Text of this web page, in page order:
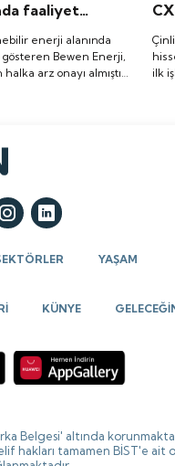
faaliyet
Bewen Enerji,
halka arz
Halka arz
enerji alanında
Bewen Enerji,
halka arz onayı almıştı.
ilk
ilk
YAŞAM
KÜNYE
Belgesi' altında korunmakta
hakları tamamen BİST'e ait